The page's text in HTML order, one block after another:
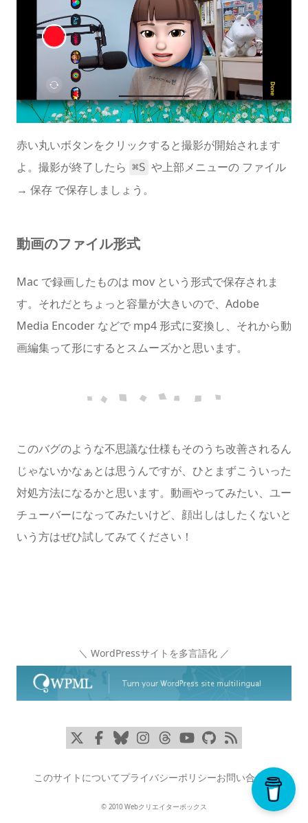
赤い丸いボタンをクリックすると撮影が開始されます
よ。撮影が終了したら ⌘S や上部メニューの ファイル
→ 保存 で保存しましょう。
動画のファイル形式
Mac で録画したものは mov という形式で保存されま
す。それだとちょっと容量が大きいので、Adobe
Media Encoder などで mp4 形式に変換し、それから動
画編集って形にするとスムーズかと思います。
このバグのような不思議な仕様もそのうち改善されるん
じゃないかなぁとは思うんですが、ひとまずこういった
対処方法になるかと思います。動画やってみたい、ユー
チューバーになってみたいけど、顔出しはしたくないと
いう方はぜひ試してみてください！
＼ WordPressサイトを多言語化 ／
Facebook
BlueskyInstagram
ThreadsYouTube
GitHub
RSS
このサイトについてプライバシーポリシーお問い合わせ
© 2010 Webクリエイターボックス